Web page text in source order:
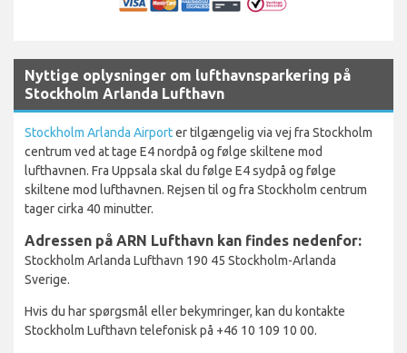
Nyttige oplysninger om lufthavnsparkering på
Stockholm Arlanda Lufthavn
Stockholm Arlanda Airporter tilgængelig via vej fra Stockholm
centrum ved at tage E4 nordpå og følge skiltene mod
lufthavnen. Fra Uppsala skal du følge E4 sydpå og følge
skiltene mod lufthavnen. Rejsen til og fra Stockholm centrum
tager cirka 40 minutter.
Adressen på ARN Lufthavn kan findes nedenfor:
Stockholm Arlanda Lufthavn 190 45 Stockholm-Arlanda
Sverige.
Hvis du har spørgsmål eller bekymringer, kan du kontakte
Stockholm Lufthavn telefonisk på +46 10 109 10 00.